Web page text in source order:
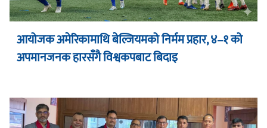
आयोजक अमेरिकामाथि बेल्जियमको निर्मम प्रहार, ४–१ को
अपमानजनक हारसँगै विश्वकपबाट बिदाइ